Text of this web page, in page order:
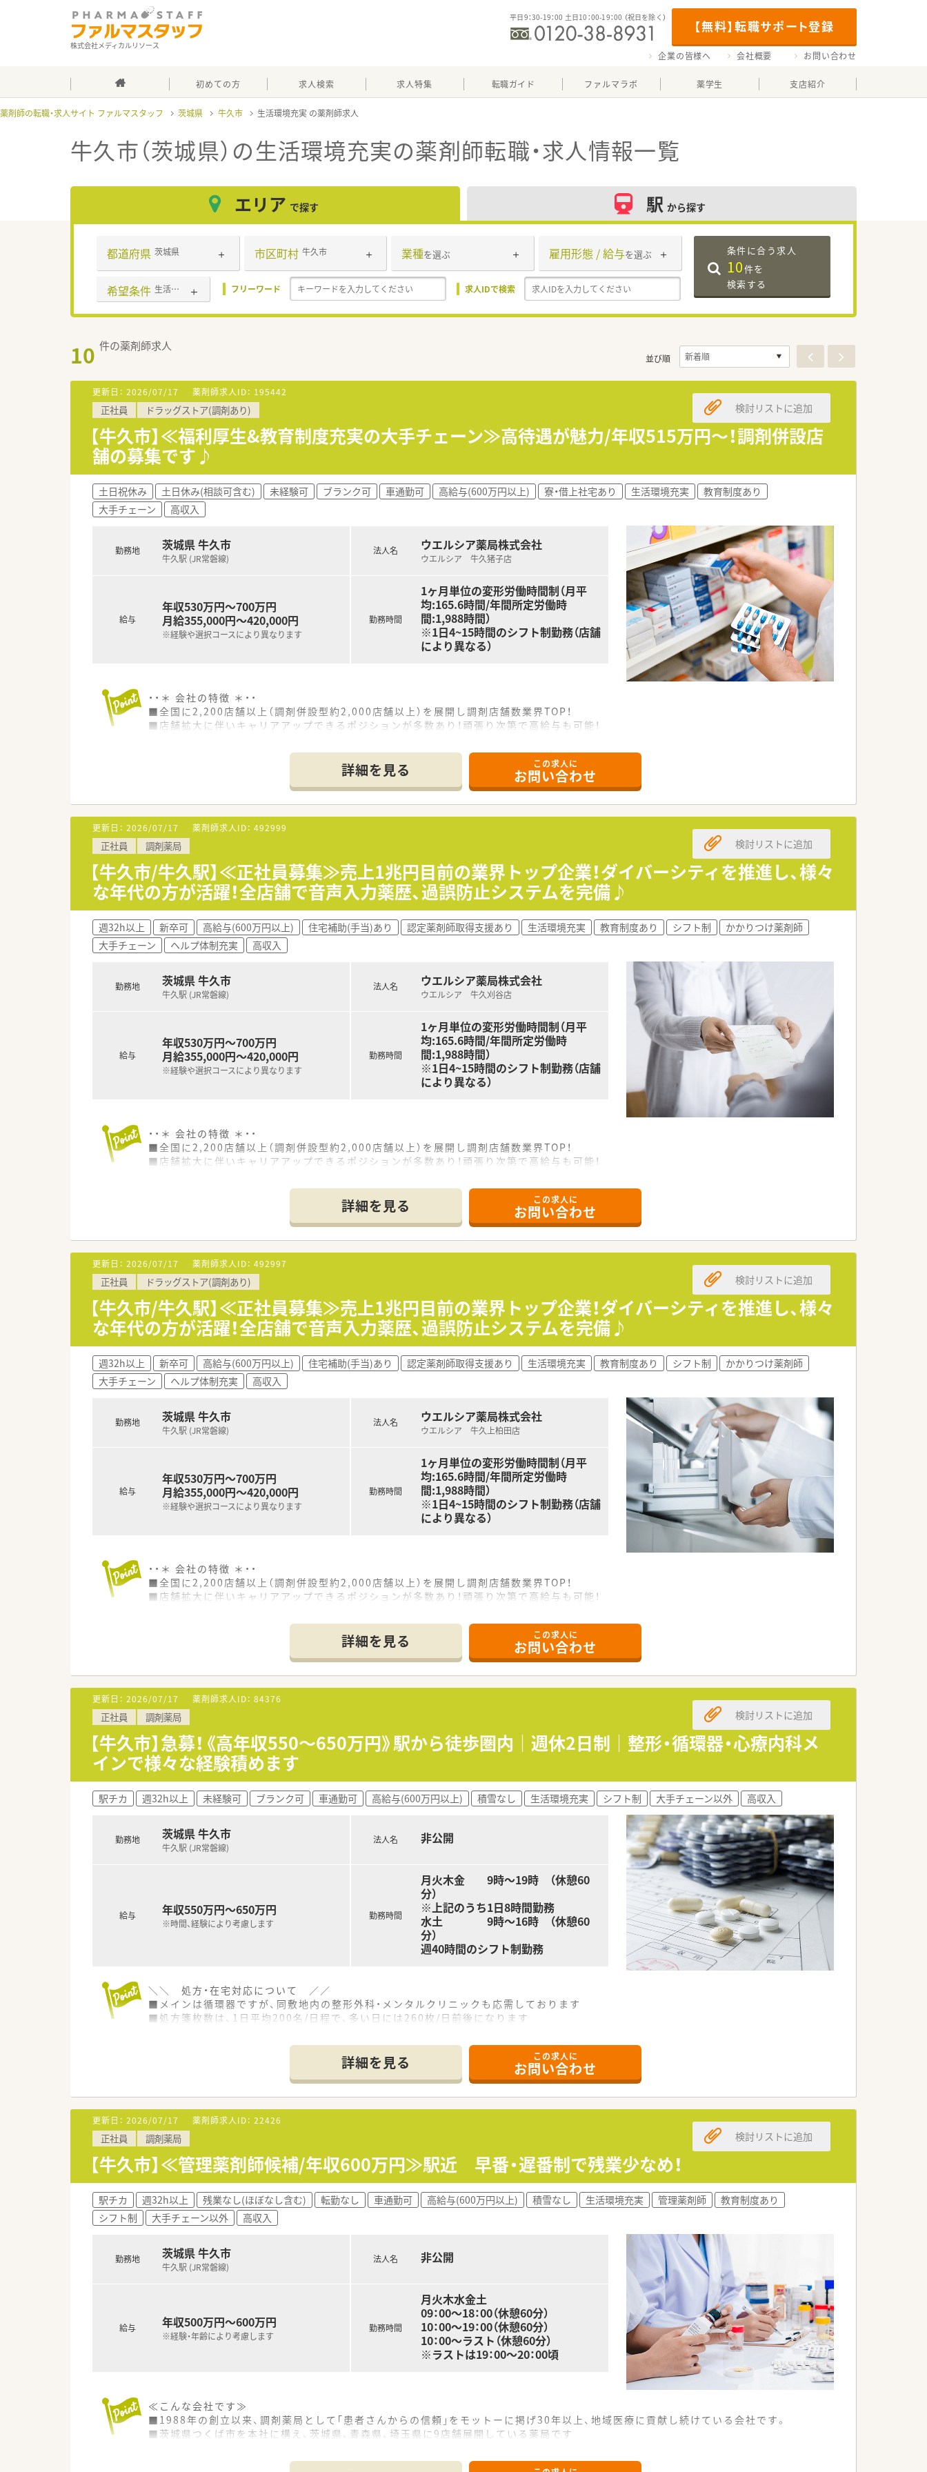
株式会社メディカルリソース
【無料】転職サポート登録
平日9：30-19：00 土日10：00-19：00 （祝日を除く）
企業の皆様へ 会社概要 お問い合わせ
初めての方 求人検索 求人特集 転職ガイド ファルマラボ 薬学生 支店紹介
薬剤師の転職・求人サイト ファルマスタッフ 茨城県 牛久市 生活環境充実
牛久市（茨城県）の生活環境充実の薬剤師転職・求人情報一覧
エリア で探す 駅 から探す
都道府県 茨城県 市区町村 牛久市 業種を選ぶ 雇用形態 / 給与を選ぶ
希望条件 生活環境充実 フリーワード 求人IDで検索
条件に合う求人
10件を
検索する
10 件の薬剤師求人
並び順
更新日： 2026/07/17 薬剤師求人ID： 195442
正社員 ドラッグストア(調剤あり)
【牛久市】≪福利厚生&教育制度充実の大手チェーン≫高待遇が魅力/年収515万円～！調剤併設店
舗の募集です♪
検討リストに追加
土日祝休み 土日休み(相談可含む) 未経験可 ブランク可 車通勤可 高給与(600万円以上) 寮・借上社宅あり 生活環境充実
教育制度あり
大手チェーン
高収入
勤務地 茨城県 牛久市
牛久駅 (JR常磐線)
給与
年収530万円～700万円
月給355,000円～420,000円
※経験や選択コースにより異なります
法人名 ウエルシア薬局株式会社
ウエルシア 牛久猪子店
勤務時間
1ヶ月単位の変形労働時間制（月平
均:165.6時間/年間所定労働時
間:1,988時間）
※1日4~15時間のシフト制勤務（店舗
により異なる）
・・＊ 会社の特徴 ＊・・
■全国に2,200店舗以上（調剤併設型約2,000店舗以上）を展開し調剤店舗数業界TOP！
■店舗拡大に伴いキャリアアップできるポジションが多数あり！頑張り次第で高給与も可能！
■職種や職域に合わせ、豊富な社内研修や外部組織と連携した研修を用意されています
■薬剤師が中心の会社だからこそ活躍できるキャリアパスが多種多様に用意されています。
■店舗拡大に伴い、エリアマネジャーや営業部長等のマネジメントのポジションも増えます。
■在宅や教育等の専門性を活かせるスペシャリストを目指すことも可能です。
■その他にも、管理部門や商品部門等の本社スタッフなど活動領域は多種多様です。
■在宅実施店舗は年々増加しており、在宅医療へもしっかりと関わる事ができます。
■育児休暇は3歳まで取得が可能で、時短制度は小学5年生まで時短勤務ができるよう変更予定です。
■年間休日が120日とワークライフバランスが整っています
■日用品から常備薬まで、従業員割引制度など嬉しいメリットもたくさんあります！
詳細を見る この求人に
お問い合わせ
更新日： 2026/07/17 薬剤師求人ID： 492999
正社員 調剤薬局
【牛久市/牛久駅】≪正社員募集≫売上1兆円目前の業界トップ企業！ダイバーシティを推進し、様々
な年代の方が活躍！全店舗で音声入力薬歴、過誤防止システムを完備♪
検討リストに追加
週32h以上 新卒可 高給与(600万円以上) 住宅補助(手当)あり 認定薬剤師取得支援あり 生活環境充実 教育制度あり シフト制
かかりつけ薬剤師
大手チェーン
ヘルプ体制充実 高収入
勤務地 茨城県 牛久市
牛久駅 (JR常磐線)
給与
年収530万円～700万円
月給355,000円～420,000円
※経験や選択コースにより異なります
法人名 ウエルシア薬局株式会社
ウエルシア 牛久刈谷店
勤務時間
1ヶ月単位の変形労働時間制（月平
均:165.6時間/年間所定労働時
間:1,988時間）
※1日4~15時間のシフト制勤務（店舗
により異なる）
・・＊ 会社の特徴 ＊・・
■全国に2,200店舗以上（調剤併設型約2,000店舗以上）を展開し調剤店舗数業界TOP！
■店舗拡大に伴いキャリアアップできるポジションが多数あり！頑張り次第で高給与も可能！
■職種や職域に合わせ、豊富な社内研修や外部組織と連携した研修を用意されています
■薬剤師が中心の会社だからこそ活躍できるキャリアパスが多種多様に用意されています。
■店舗拡大に伴い、エリアマネジャーや営業部長等のマネジメントのポジションも増えます。
■在宅や教育等の専門性を活かせるスペシャリストを目指すことも可能です。
■その他にも、管理部門や商品部門等の本社スタッフなど活動領域は多種多様です。
■在宅実施店舗は年々増加しており、在宅医療へもしっかりと関わる事ができます。
■育児休暇は3歳まで取得が可能で、時短制度は小学5年生まで時短勤務ができるよう変更予定です。
■年間休日が120日とワークライフバランスが整っています
■日用品から常備薬まで、従業員割引制度など嬉しいメリットもたくさんあります！
詳細を見る この求人に
お問い合わせ
更新日： 2026/07/17 薬剤師求人ID： 492997
正社員 ドラッグストア(調剤あり)
【牛久市/牛久駅】≪正社員募集≫売上1兆円目前の業界トップ企業！ダイバーシティを推進し、様々
な年代の方が活躍！全店舗で音声入力薬歴、過誤防止システムを完備♪
検討リストに追加
週32h以上 新卒可 高給与(600万円以上) 住宅補助(手当)あり 認定薬剤師取得支援あり 生活環境充実 教育制度あり シフト制
かかりつけ薬剤師
大手チェーン
ヘルプ体制充実 高収入
勤務地 茨城県 牛久市
牛久駅 (JR常磐線)
給与
年収530万円～700万円
月給355,000円～420,000円
※経験や選択コースにより異なります
法人名 ウエルシア薬局株式会社
ウエルシア 牛久上柏田店
勤務時間
1ヶ月単位の変形労働時間制（月平
均:165.6時間/年間所定労働時
間:1,988時間）
※1日4~15時間のシフト制勤務（店舗
により異なる）
・・＊ 会社の特徴 ＊・・
■全国に2,200店舗以上（調剤併設型約2,000店舗以上）を展開し調剤店舗数業界TOP！
■店舗拡大に伴いキャリアアップできるポジションが多数あり！頑張り次第で高給与も可能！
■職種や職域に合わせ、豊富な社内研修や外部組織と連携した研修を用意されています
■薬剤師が中心の会社だからこそ活躍できるキャリアパスが多種多様に用意されています。
■店舗拡大に伴い、エリアマネジャーや営業部長等のマネジメントのポジションも増えます。
■在宅や教育等の専門性を活かせるスペシャリストを目指すことも可能です。
■その他にも、管理部門や商品部門等の本社スタッフなど活動領域は多種多様です。
■在宅実施店舗は年々増加しており、在宅医療へもしっかりと関わる事ができます。
■育児休暇は3歳まで取得が可能で、時短制度は小学5年生まで時短勤務ができるよう変更予定です。
■年間休日が120日とワークライフバランスが整っています
■日用品から常備薬まで、従業員割引制度など嬉しいメリットもたくさんあります！
詳細を見る この求人に
お問い合わせ
更新日： 2026/07/17 薬剤師求人ID： 84376
正社員 調剤薬局
【牛久市】急募！《高年収550～650万円》駅から徒歩圏内｜週休2日制｜整形・循環器・心療内科メ
インで様々な経験積めます
検討リストに追加
駅チカ 週32h以上 未経験可 ブランク可 車通勤可 高給与(600万円以上) 積雪なし 生活環境充実 シフト制 大手チェーン以外 高収入
勤務地 茨城県 牛久市
牛久駅 (JR常磐線)
給与 年収550万円～650万円
※時間、経験により考慮します
法人名 非公開
勤務時間
月火木金 9時～19時 （休憩60
分）
※上記のうち1日8時間勤務
水土 9時～16時 （休憩60
分）
週40時間のシフト制勤務
＼＼ 処方・在宅対応について ／／
■メインは循環器ですが、同敷地内の整形外科・メンタルクリニックも応需しております
■処方箋枚数は、1日平均200名/日程で、多い日には260枚/日前後になります
■患者さんはリピーターが多く、幅広い年齢層の患者様がいらっしゃます
■処方箋枚数は多いですが、残業した分は別日で早めに仕事を切り上げ、メリハリをつけてご勤務されております
■ライフワークバランスを大切にご勤務されている方がほとんどですので、周囲の人を協力しながら、お休みはしっかりとられておりま
す
■1ヶ月ごとにシフトパターンがおおよそ固定されますので、お休みの日も予定が立てようシフトを作成しています
【シフトパターン例】
月 09時-18時
火 09時-18時
水 09時-16時
木 10時-19時
土 09時-16時
■日本で一番大きいクリニックモールになる1200坪の敷地面積に大型駐車場を完備しております
■薬剤師さんの年齢層は30代～40代の方が多く活躍しており活気ある店舗です
■1988年の創立以来、調剤薬局として｢患者さんからの信頼｣をモットーに掲げ30年以上、地域医療に貢献し続けている会社です。
■茨城県つくば市を本社に構え、茨城県5店舗（古河市2店舗、つくば市2店舗、牛久1店舗）、埼玉県1店舗を展開している企業です
■調剤薬局の運営以外にも独立やドクターの開業支援事業も行っております
■クリニックモールへ積極的に出店を行っており、収益性も高い薬局づくりを行っています。
■異動原則なし、定年制も設けておりませんので、長く務めている方も多く、末永くご勤務できます
詳細を見る この求人に
お問い合わせ
更新日： 2026/07/17 薬剤師求人ID： 22426
正社員 調剤薬局
【牛久市】≪管理薬剤師候補/年収600万円≫駅近 早番・遅番制で残業少なめ！
検討リストに追加
駅チカ 週32h以上 残業なし(ほぼなし含む) 転勤なし 車通勤可 高給与(600万円以上) 積雪なし 生活環境充実 管理薬剤師
教育制度あり
シフト制
大手チェーン以外 高収入
勤務地 茨城県 牛久市
牛久駅 (JR常磐線)
給与 年収500万円～600万円
※経験・年齢により考慮します
法人名 非公開
勤務時間
月火木水金土
09：00～18：00（休憩60分）
10：00～19：00（休憩60分）
10：00～ラスト（休憩60分）
※ラストは19：00～20：00頃
≪こんな会社です≫
■1988年の創立以来、調剤薬局として｢患者さんからの信頼｣をモットーに掲げ30年以上、地域医療に貢献し続けている会社です。
■茨城県つくば市を本社に構え、茨城県、青森県、埼玉県に9店舗展開している薬局です
■クリニックモールへ積極的に出店を行っており、収益性も高い薬局づくりを行っています。